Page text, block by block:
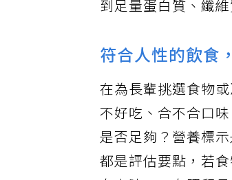
到足量蛋白質、纖
符合人性的飲食
在為長輩挑選食物
不好吃、合不合口
是否足夠？營養標
都是評估要點，若